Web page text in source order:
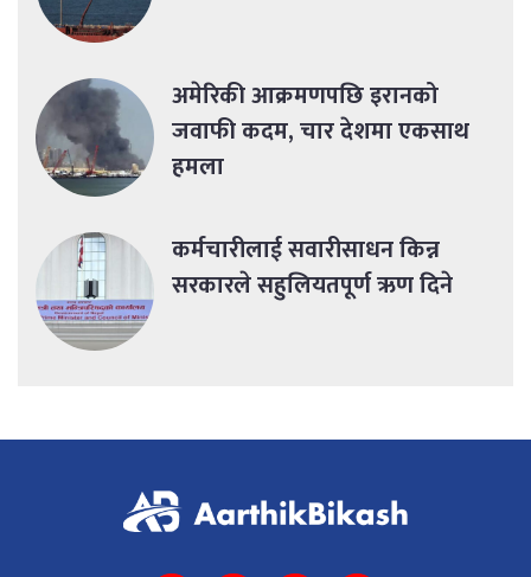
अमेरिकी आक्रमणपछि इरानको
जवाफी कदम, चार देशमा एकसाथ
हमला
कर्मचारीलाई सवारीसाधन किन्न
सरकारले सहुलियतपूर्ण ऋण दिने